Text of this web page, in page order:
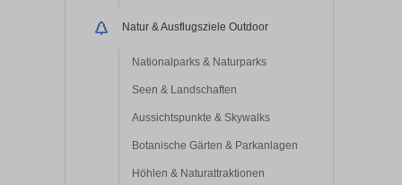
Natur & Ausflugsziele Outdoor
Nationalparks & Naturparks
Seen & Landschaften
Aussichtspunkte & Skywalks
Botanische Gärten & Parkanlagen
Höhlen & Naturattraktionen